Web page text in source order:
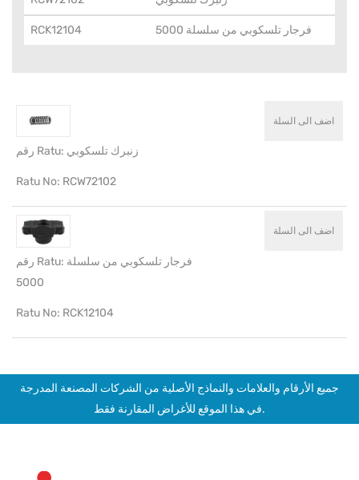
RCK12104 فرجار تلسكوبي من سلسلة 5000
رقم Ratu: زنبرك تلسكوبي
Ratu No: RCW72102
اضف الى السلة
رقم Ratu: فرجار تلسكوبي من سلسلة
5000
Ratu No: RCK12104
اضف الى السلة
جميع الأرقام والعلامات والنماذج الأصلية من الشركات المصنعة المدرجة
في هذا الموقع للأغراض المقارنة فقط.